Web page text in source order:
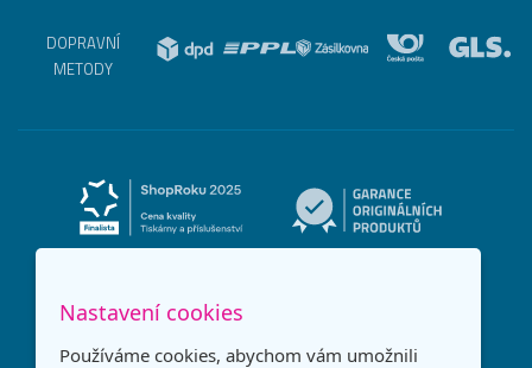
DOPRAVNÍ
METODY
Nastavení cookies
Používáme cookies, abychom vám umožnili